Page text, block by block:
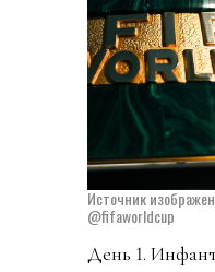
Источник
@fifaworldcup
День 1.